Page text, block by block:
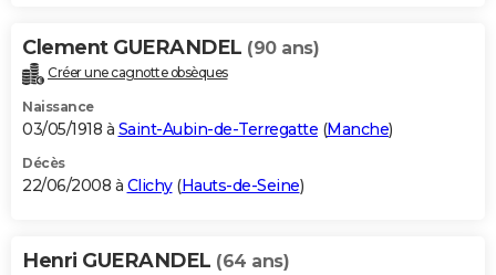
Clement GUERANDEL (90 ans)
Créer une cagnotte obsèques
Naissance
03/05/1918 à Saint-Aubin-de-Terregatte (Manche)
Décès
22/06/2008 à Clichy(Hauts-de-Seine)
Henri GUERANDEL (64 ans)